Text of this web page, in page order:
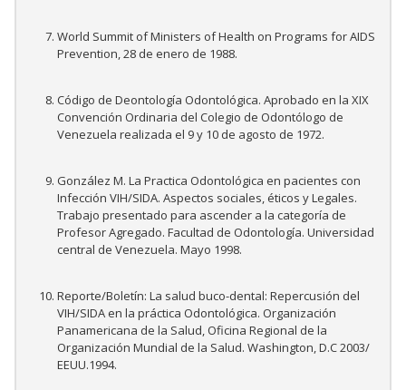
World Summit of Ministers of Health on Programs for AIDS
Prevention, 28 de enero de 1988.
Código de Deontología Odontológica. Aprobado en la XIX
Convención Ordinaria del Colegio de Odontólogo de
Venezuela realizada el 9 y 10 de agosto de 1972.
González M. La Practica Odontológica en pacientes con
Infección VIH/SIDA. Aspectos sociales, éticos y Legales.
Trabajo presentado para ascender a la categoría de
Profesor Agregado. Facultad de Odontología. Universidad
central de Venezuela. Mayo 1998.
Reporte/Boletín: La salud buco-dental: Repercusión del
VIH/SIDA en la práctica Odontológica. Organización
Panamericana de la Salud, Oficina Regional de la
Organización Mundial de la Salud. Washington, D.C 2003/
EEUU.1994.